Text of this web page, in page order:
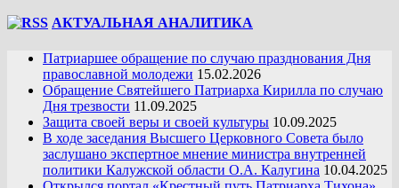
АКТУАЛЬНАЯ АНАЛИТИКА
Патриаршее обращение по случаю празднования Дня
православной молодежи 15.02.2026
Обращение Святейшего Патриарха Кирилла по случаю
Дня трезвости 11.09.2025
Защита своей веры и своей культуры 10.09.2025
В ходе заседания Высшего Церковного Совета было
заслушано экспертное мнение министра внутренней
политики Калужской области О.А. Калугина 10.04.2025